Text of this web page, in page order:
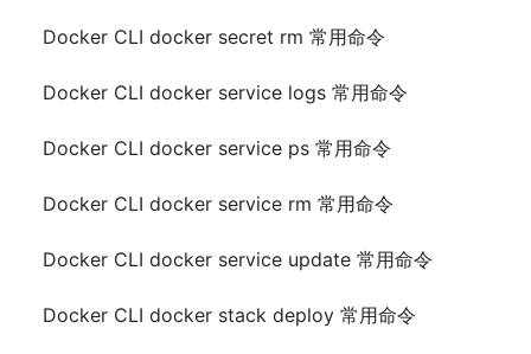
Docker CLI docker secret rm 常用命令
Docker CLI docker service logs 常用命令
Docker CLI docker service ps 常用命令
Docker CLI docker service rm 常用命令
Docker CLI docker service update 常用命令
Docker CLI docker stack deploy 常用命令